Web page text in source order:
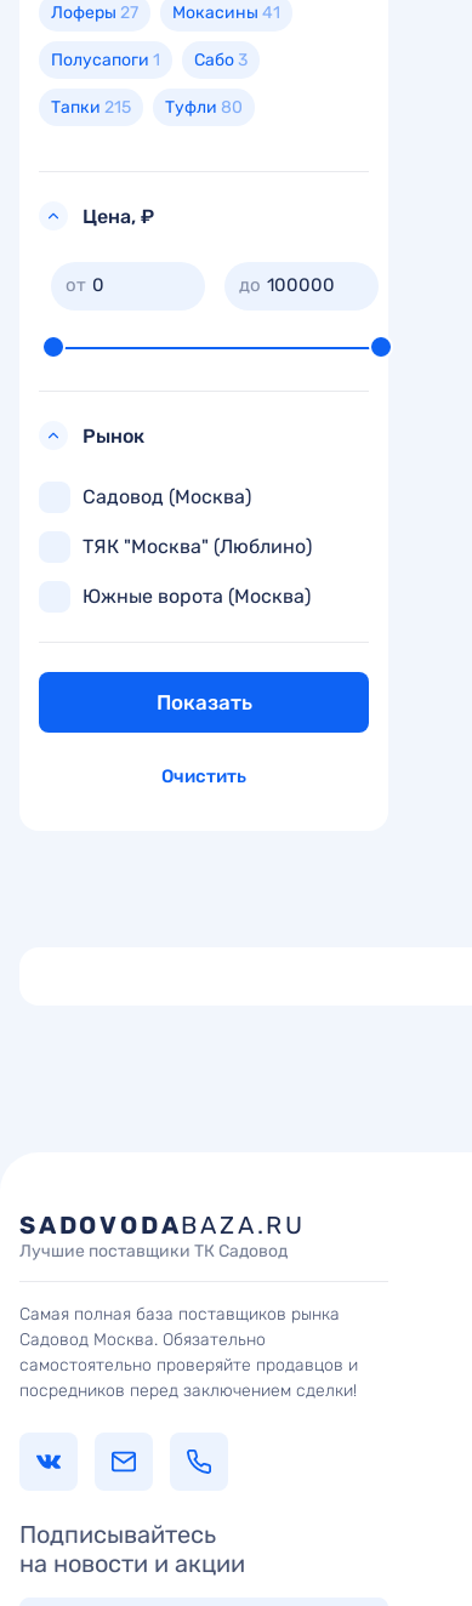
Лоферы 27 Мокасины 41
Полусапоги 1 Сабо 3
Тапки 215 Туфли 80
Цена, ₽
0 100000
Рынок
Садовод (Москва)
ТЯК "Москва" (Люблино)
Южные ворота (Москва)
Показать
Очистить
SADOVODABAZA.RU
Лучшие поставщики ТК Садовод
Самая полная база поставщиков рынка
Садовод Москва. Обязательно
самостоятельно проверяйте продавцов и
посредников перед заключением сделки!
Подписывайтесь
на новости и акции